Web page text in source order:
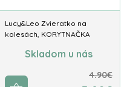
Lucy&Leo Zvieratko na
kolesách, KORYTNAČKA
Skladom u nás
4.90€